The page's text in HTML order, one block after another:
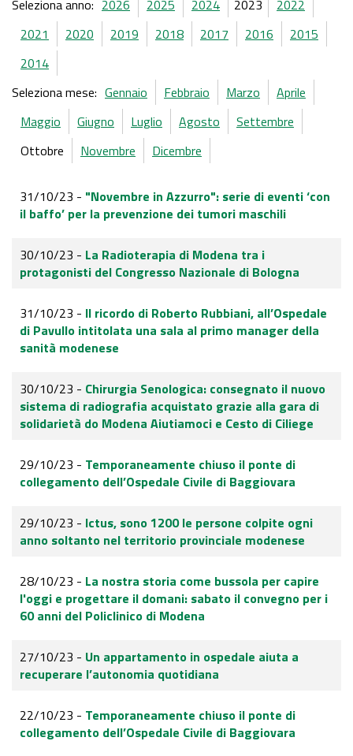
Seleziona anno: 2026 2025 2024 2023
2022
2021
2020 2019 2018 2017 2016
2015
2014
Seleziona mese: Gennaio Febbraio Marzo
Aprile
Maggio
Giugno Luglio Agosto
Settembre
Ottobre
Novembre Dicembre
31/10/23 - "Novembre in Azzurro": serie di eventi ‘con
il baffo’ per la prevenzione dei tumori maschili
30/10/23 - La Radioterapia di Modena tra i
protagonisti del Congresso Nazionale di Bologna
31/10/23 - Il ricordo di Roberto Rubbiani, all’Ospedale
di Pavullo intitolata una sala al primo manager della
sanità modenese
30/10/23 - Chirurgia Senologica: consegnato il nuovo
sistema di radiografia acquistato grazie alla gara di
solidarietà do Modena Aiutiamoci e Cesto di Ciliege
29/10/23 - Temporaneamente chiuso il ponte di
collegamento dell’Ospedale Civile di Baggiovara
29/10/23 - Ictus, sono 1200 le persone colpite ogni
anno soltanto nel territorio provinciale modenese
28/10/23 - La nostra storia come bussola per capire
l'oggi e progettare il domani: sabato il convegno per i
60 anni del Policlinico di Modena
27/10/23 - Un appartamento in ospedale aiuta a
recuperare l’autonomia quotidiana
22/10/23 - Temporaneamente chiuso il ponte di
collegamento dell’Ospedale Civile di Baggiovara